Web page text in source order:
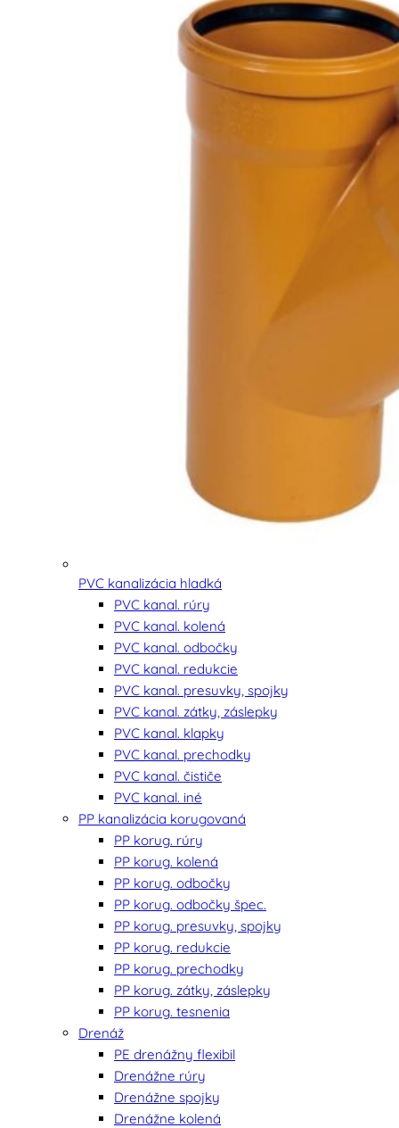
PVC kanalizácia hladká
PVC kanal. rúry
PVC kanal. kolená
PVC kanal. odbočky
PVC kanal. redukcie
PVC kanal. presuvky, spojky
PVC kanal. zátky, záslepky
PVC kanal. klapky
PVC kanal. prechodky
PVC kanal. čističe
PVC kanal. iné
PP kanalizácia korugovaná
PP korug. rúry
PP korug. kolená
PP korug. odbočky
PP korug. odbočky špec.
PP korug. presuvky, spojky
PP korug. redukcie
PP korug. prechodky
PP korug. zátky, záslepky
PP korug. tesnenia
Drenáž
PE drenážny flexibil
Drenážne rúry
Drenážne spojky
Drenážne kolená